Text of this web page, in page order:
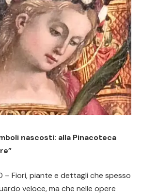
nascosti: alla Pinacoteca
– Fiori, piante e dettagli che spesso
veloce, ma che nelle opere